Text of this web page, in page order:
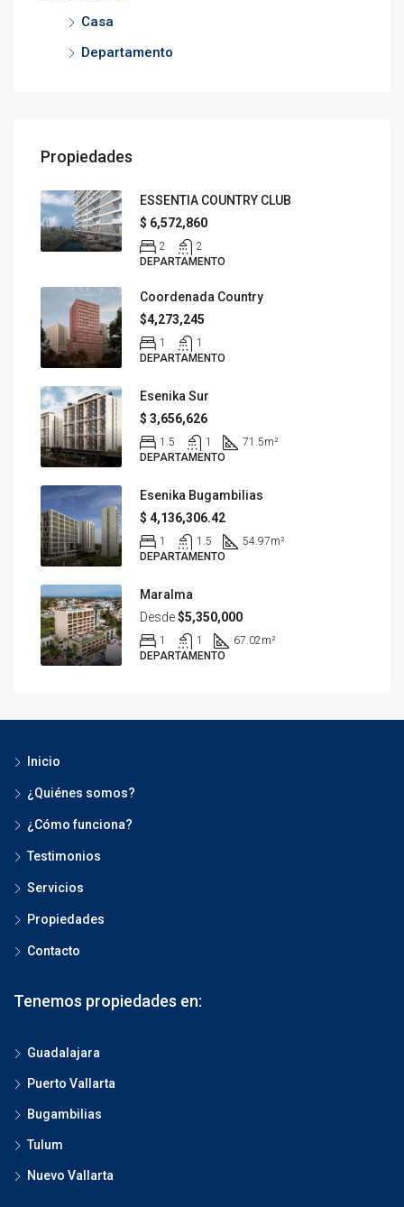
Casa
Departamento
Propiedades
ESSENTIA COUNTRY CLUB
$ 6,572,860
2
2
DEPARTAMENTO
Coordenada Country
$4,273,245
1
1
DEPARTAMENTO
Esenika Sur
$ 3,656,626
1.5 1 71.5m²
DEPARTAMENTO
Esenika Bugambilias
$ 4,136,306.42
1 1.5 54.97m²
DEPARTAMENTO
Maralma
Desde$5,350,000
1 1 67.02m²
DEPARTAMENTO
Inicio
¿Quiénes somos?
¿Cómo funciona?
Testimonios
Servicios
Propiedades
Contacto
Tenemos propiedades en:
Guadalajara
Puerto Vallarta
Bugambilias
Tulum
Nuevo Vallarta